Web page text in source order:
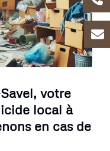
votre
local à
en cas de